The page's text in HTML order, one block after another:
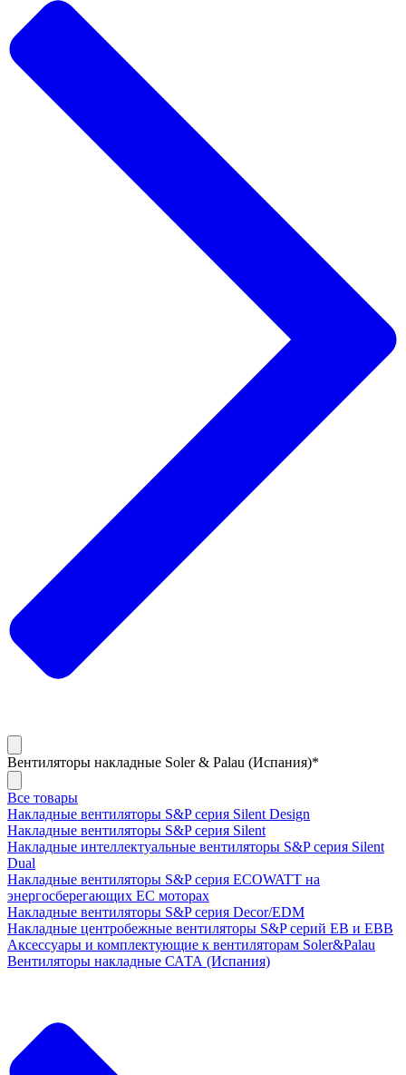
Вентиляторы накладные Soler & Palau (Испания)*
Все товары
Накладные вентиляторы S&P серия Silent Design
Накладные вентиляторы S&P серия Silent
Накладные интеллектуальные вентиляторы S&P серия Silent
Dual
Накладные вентиляторы S&P серия ECOWATT на
энергосберегающих ЕС моторах
Накладные вентиляторы S&P серия Decor/EDM
Накладные центробежные вентиляторы S&P серий EB и EBB
Аксессуары и комплектующие к вентиляторам Soler&Palau
Вентиляторы накладные САТА (Испания)